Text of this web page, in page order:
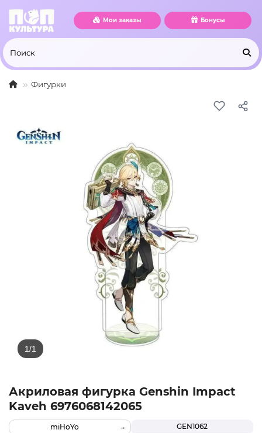
Мои заказы Бонусы
Фигурки
Акриловая фигурка Genshin Impact
Kaveh 6976068142065
GEN1062
miHoYo